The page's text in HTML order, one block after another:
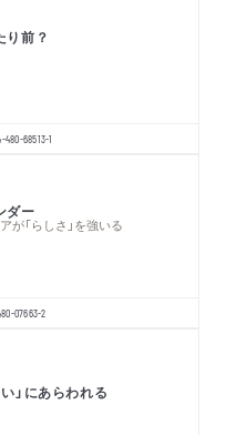
り前？
480-68513-1
ダー
「らしさ」を強いる
07663-2
」にあらわれる